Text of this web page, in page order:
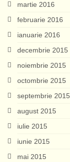
martie 2016
februarie 2016
ianuarie 2016
decembrie 2015
noiembrie 2015
octombrie 2015
septembrie 2015
august 2015
iulie 2015
iunie 2015
mai 2015